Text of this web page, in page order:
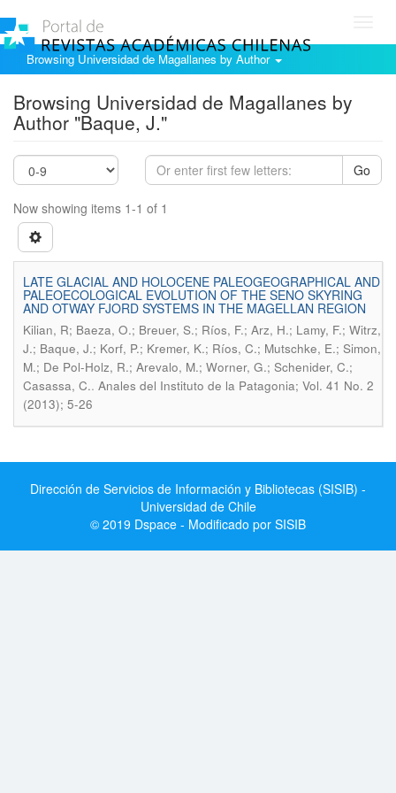
Browsing Universidad de Magallanes by Author
Browsing Universidad de Magallanes by
Author "Baque, J."
Go
Now showing items 1-1 of 1
LATE GLACIAL AND HOLOCENE PALEOGEOGRAPHICAL AND
PALEOECOLOGICAL EVOLUTION OF THE SENO SKYRING
AND OTWAY FJORD SYSTEMS IN THE MAGELLAN REGION
Kilian, R; Baeza, O.; Breuer, S.; Ríos, F.; Arz, H.; Lamy, F.; Witrz,
J.; Baque, J.; Korf, P.; Kremer, K.; Ríos, C.; Mutschke, E.; Simon,
M.; De Pol-Holz, R.; Arevalo, M.; Worner, G.; Schenider, C.;
Casassa, C.. Anales del Instituto de la Patagonia; Vol. 41 No. 2
(2013); 5-26
Dirección de Servicios de Información y Bibliotecas (SISIB) -
Universidad de Chile
© 2019 Dspace - Modificado por SISIB